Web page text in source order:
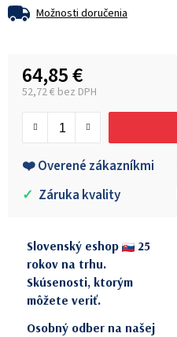
Možnosti doručenia
64,85 €
52,72 € bez DPH
❤️ Overené zákazníkmi
✓ Záruka kvality
Slovenský eshop
25
rokov na trhu.
Skúsenosti, ktorým
môžete veriť.
Osobný odber na našej